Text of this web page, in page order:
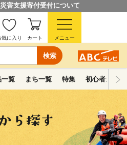
害支援寄付受付について
検索
気に入り カート メニュー
一覧 まち一覧 特集 初心者ガイド